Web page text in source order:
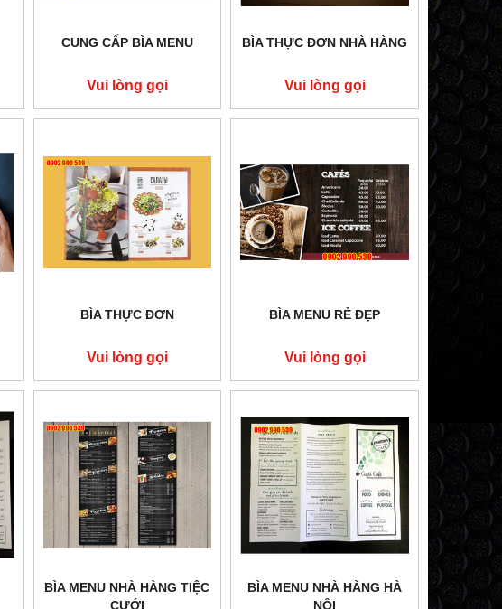
CUNG CẤP BÌA MENU
Vui lòng gọi
BÌA THỰC ĐƠN NHÀ HÀNG
Vui lòng gọi
BÌA THỰC ĐƠN
Vui lòng gọi
BÌA MENU RẺ ĐẸP
Vui lòng gọi
BÌA MENU NHÀ HÀNG TIỆC
CƯỚI
BÌA MENU NHÀ HÀNG HÀ
NỘI